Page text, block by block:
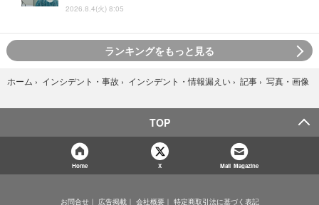
2026.8.4(火) 8:05
ランキングをもっと見る
ホーム › インシデント・事故 › インシデント・情報漏えい › 記事 › 写真・画像
TOP
Home X Mail Magazine
お問合せ 広告掲載 会社概要 特定商取引法に基づく表記